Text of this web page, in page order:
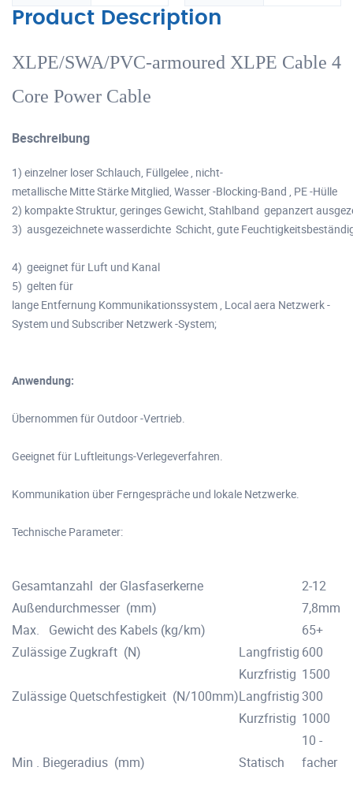
Product Description
XLPE/SWA/PVC-armoured XLPE Cable 4
Core Power Cable
Beschreibung
1) einzelner loser Schlauch, Füllgelee , nicht-
metallische Mitte Stärke Mitglied, Wasser -Blocking-Band , PE -Hülle
2) kompakte Struktur, geringes Gewicht, Stahlband gepanzert
3) ausgezeichnete wasserdichte Schicht, gute
4) geeignet für Luft und Kanal
5) gelten für
lange Entfernung Kommunikationssystem , Local aera Netzwerk -
System und Subscriber Netzwerk -System;
Anwendung:
Übernommen für Outdoor -Vertrieb.
Geeignet für Luftleitungs-Verlegeverfahren.
Kommunikation über Ferngespräche und lokale Netzwerke.
Technische Parameter:
Gesamtanzahl der Glasfaserkerne
2-12
Außendurchmesser (mm)
Max. Gewicht des Kabels (kg/km)
65+
Zulässige Zugkraft (N)
Langfristig 600
Kurzfristig 1500
Zulässige Quetschfestigkeit (N/100mm)Langfristig300
Kurzfristig 1000
Min . Biegeradius (mm) Statisch
10 -
facher